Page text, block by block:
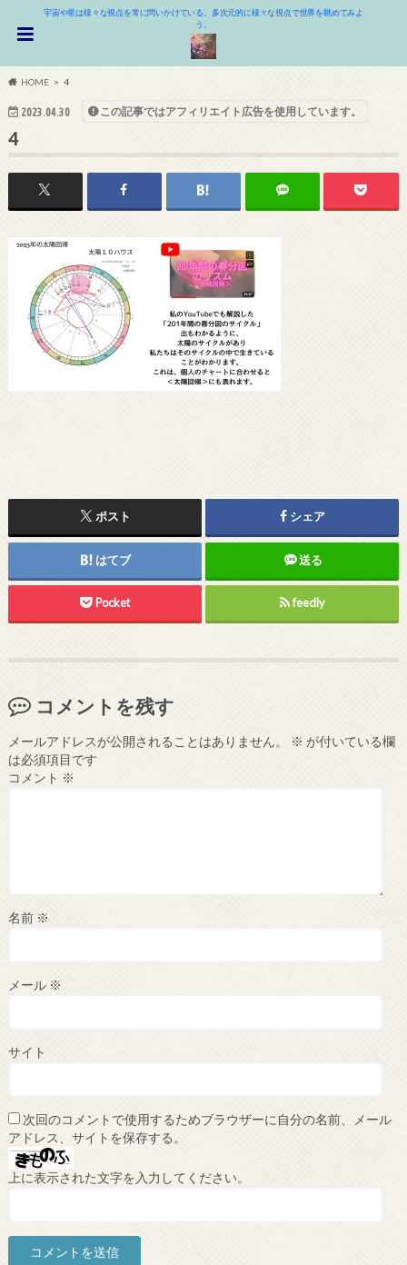
宇宙や星は様々な視点を常に問いかけている。多次元的に様々な視点で世界を眺めてみよ
う。
HOME 4
2023.04.30 この記事ではアフィリエイト広告を使用しています。
4
ポスト シェア
はてブ 送る
Pocket feedly
コメントを残す
メールアドレスが公開されることはありません。 ※ が付いている欄
は必須項目です
コメント ※
名前 ※
メール ※
サイト
次回のコメントで使用するためブラウザーに自分の名前、メール
アドレス、サイトを保存する。
上に表示された文字を入力してください。